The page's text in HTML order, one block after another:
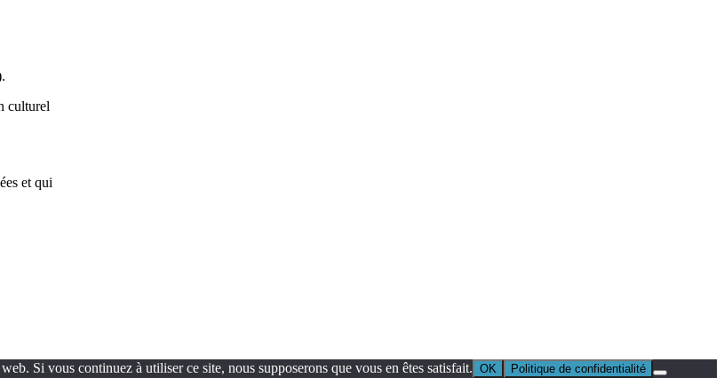
culturel
et qui
Si vous continuez à utiliser ce site, nous supposerons que vous en êtes satisfait. OK Politique de confidentialité